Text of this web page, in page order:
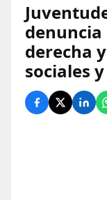
derecha
sociales